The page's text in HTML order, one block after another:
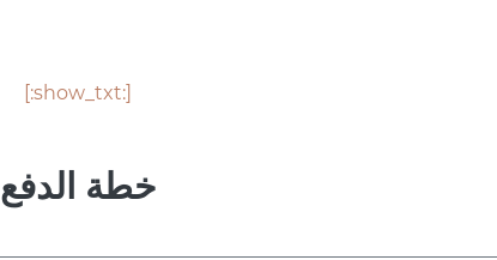
[:show_txt:]
خطة الدفع